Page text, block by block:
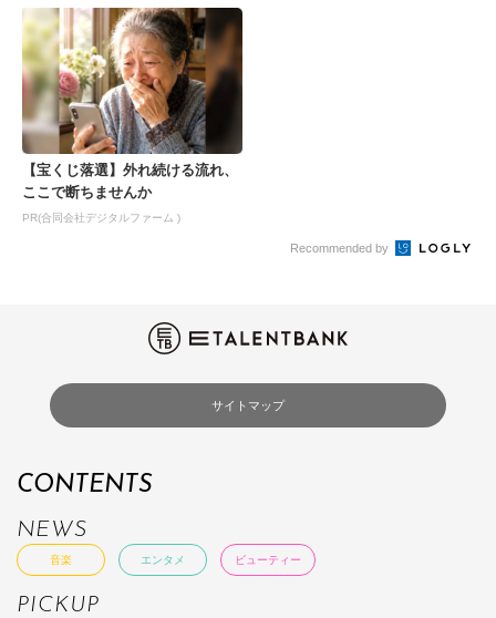
【宝くじ落選】外れ続ける流れ、
ここで断ちませんか
PR(合同会社デジタルファーム )
Recommended by
サイトマップ
CONTENTS
NEWS
音楽 エンタメ ビューティー
PICKUP